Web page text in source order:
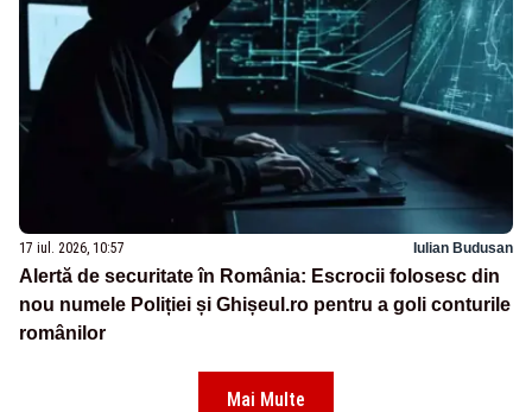
17 iul. 2026, 10:57 Iulian Budusan
Alertă de securitate în România: Escrocii folosesc din
nou numele Poliției și Ghișeul.ro pentru a goli conturile
românilor
Mai Multe